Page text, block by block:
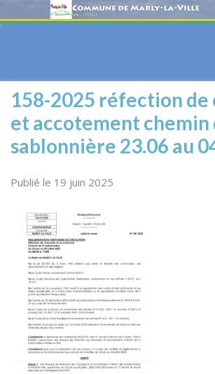
158-2025 réfection de
et accotement chemin
sablonnière 23.06 au
Publié le 19 juin 2025